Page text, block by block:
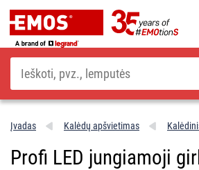
Paieška
Įvadas Kalėdų apšvietimas
Profi LED jungiamoji